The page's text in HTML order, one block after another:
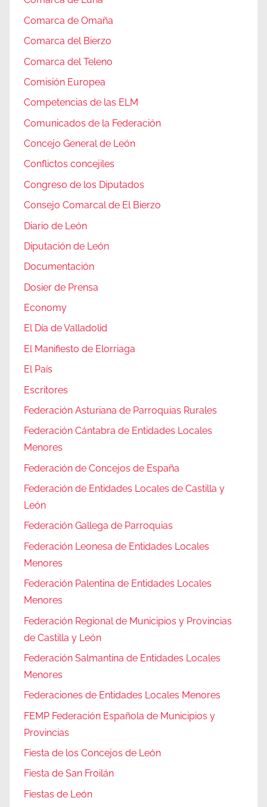
Comarca de Omaña
Comarca del Bierzo
Comarca del Teleno
Comisión Europea
Competencias de las ELM
Comunicados de la Federación
Concejo General de León
Conflictos concejiles
Congreso de los Diputados
Consejo Comarcal de El Bierzo
Diario de León
Diputación de León
Documentación
Dosier de Prensa
Economy
El Día de Valladolid
El Manifiesto de Elorriaga
El País
Escritores
Federación Asturiana de Parroquias Rurales
Federación Cántabra de Entidades Locales
Menores
Federación de Concejos de España
Federación de Entidades Locales de Castilla y
León
Federación Gallega de Parroquias
Federación Leonesa de Entidades Locales
Menores
Federación Palentina de Entidades Locales
Menores
Federación Regional de Municipios y Provincias
de Castilla y León
Federación Salmantina de Entidades Locales
Menores
Federaciones de Entidades Locales Menores
FEMP Federación Española de Municipios y
Provincias
Fiesta de los Concejos de León
Fiesta de San Froilán
Fiestas de León